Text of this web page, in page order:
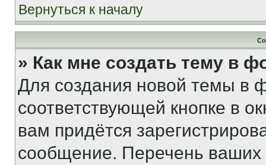
Вернуться к началу
» Как мне создать тему в
Для создания новой темы в
соответствующей кнопке в
вам придётся
сообщение. Перечень ваших